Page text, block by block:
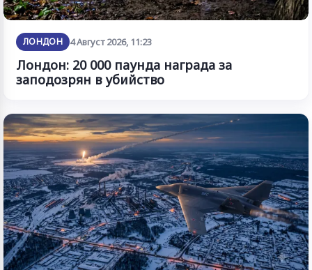
ЛОНДОН 4 Август 2026, 11:23
Лондон: 20 000 паунда награда за
заподозрян в убийство